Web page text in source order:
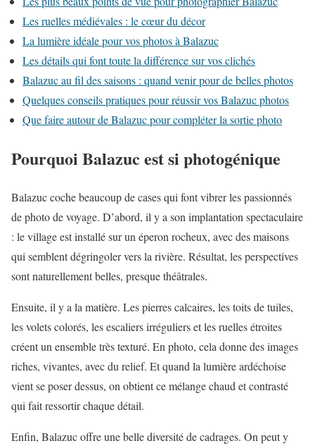
Les ruelles médiévales : le cœur du décor
La lumière idéale pour vos photos à Balazuc
Les détails qui font toute la différence sur vos clichés
Balazuc au fil des saisons : quand venir pour de belles photos
Quelques conseils pratiques pour réussir vos Balazuc photos
Que faire autour de Balazuc pour compléter la sortie photo
Pourquoi Balazuc est si photogénique
Balazuc coche beaucoup de cases qui font vibrer les passionnés
de photo de voyage. D’abord, il y a son implantation spectaculaire
: le village est installé sur un éperon rocheux, avec des maisons
qui semblent dégringoler vers la rivière. Résultat, les perspectives
sont naturellement belles, presque théâtrales.
Ensuite, il y a la matière. Les pierres calcaires, les toits de tuiles,
les volets colorés, les escaliers irréguliers et les ruelles étroites
créent un ensemble très texturé. En photo, cela donne des images
riches, vivantes, avec du relief. Et quand la lumière ardéchoise
vient se poser dessus, on obtient ce mélange chaud et contrasté
qui fait ressortir chaque détail.
Enfin, Balazuc offre une belle diversité de cadrages. On peut y